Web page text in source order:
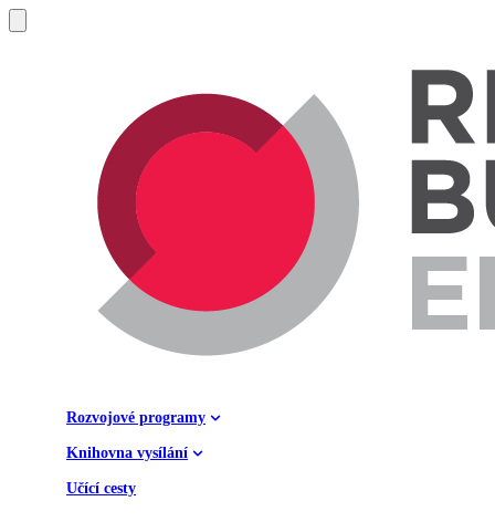
Rozvojové programy
Knihovna vysílání
Učící cesty